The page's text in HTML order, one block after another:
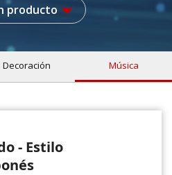
producto
Decoración Música
- Estilo